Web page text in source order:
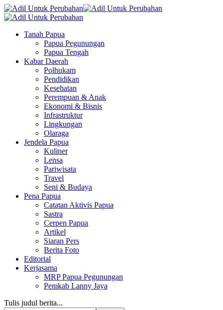
Tanah Papua
Papua Pegunungan
Papua Tengah
Kabar Daerah
Polhukam
Pendidikan
Kesehatan
Perempuan & Anak
Ekonomi & Bisnis
Infrastruktur
Lingkungan
Olaraga
Jendela Papua
Kuliner
Lensa
Pariwisata
Travel
Seni & Budaya
Pena Papua
Catatan Aktivis Papua
Sastra
Cerpen Papua
Artikel
Siaran Pers
Berita Foto
Editorial
Kerjasama
MRP Papua Pegunungan
Pemkab Lanny Jaya
Tulis judul berita...